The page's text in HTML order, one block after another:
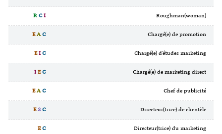
RCI
EAC
EIC
IEC
EAC
ESC
EC